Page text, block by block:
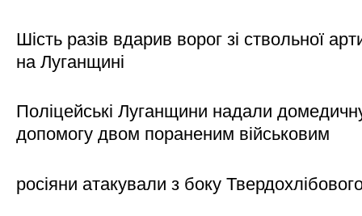
Шість разів вдарив ворог зі ствольної
на Луганщині
Поліцейські Луганщини надали
допомогу двом пораненим військовим
росіяни атакували з боку